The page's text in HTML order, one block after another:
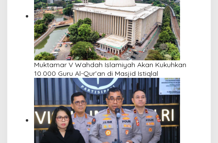
Muktamar V Wahdah Islamiyah Akan Kukuhkan
10.000 Guru Al-Qur’an di Masjid Istiqlal